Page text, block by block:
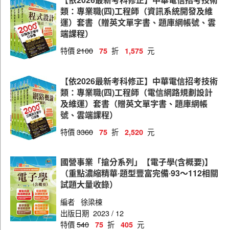
類：專業職(四)工程師（資訊系統開發及維
運）套書（贈英文單字書、題庫網帳號、雲
端課程）
特價2100 75 折 1,575 元
【依2026最新考科修正】中華電信招考技術
類：專業職(四)工程師（電信網路規劃設計
及維運）套書（贈英文單字書、題庫網帳
號、雲端課程）
特價3360 75 折 2,520 元
國營事業「搶分系列」【電子學(含概要)】
（重點濃縮精華‧題型豐富完備‧93～112相關
試題大量收錄）
編者 徐梁棟
出版日期 2023 / 12
特價540 75 折 405 元